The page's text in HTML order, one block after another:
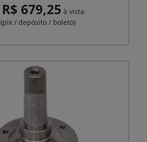
R$ 679,25 à vista
(pix / depósito / boleto)